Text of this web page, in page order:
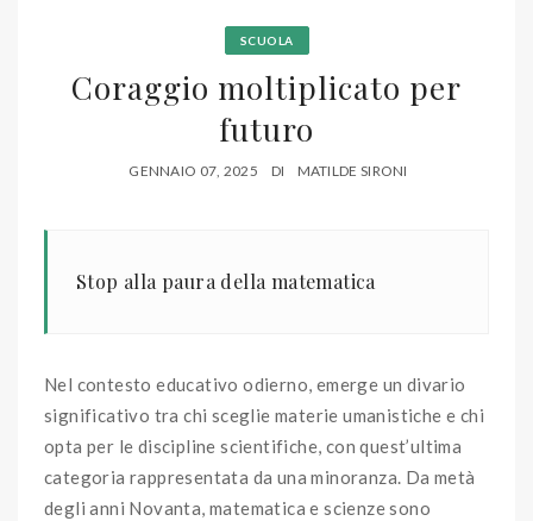
SCUOLA
Coraggio moltiplicato per
futuro
GENNAIO 07, 2025 DI MATILDE SIRONI
Stop alla paura della matematica
Nel contesto educativo odierno, emerge un divario
significativo tra chi sceglie materie umanistiche e chi
opta per le discipline scientifiche, con quest’ultima
categoria rappresentata da una minoranza. Da metà
degli anni Novanta, matematica e scienze sono